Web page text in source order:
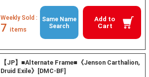
Add to
Cart
Weekly Sold :
7 items
Same Name
Search
【JP】■Alternate Frame■《Jenson Carthalion,
Druid Exile》[DMC-BF]